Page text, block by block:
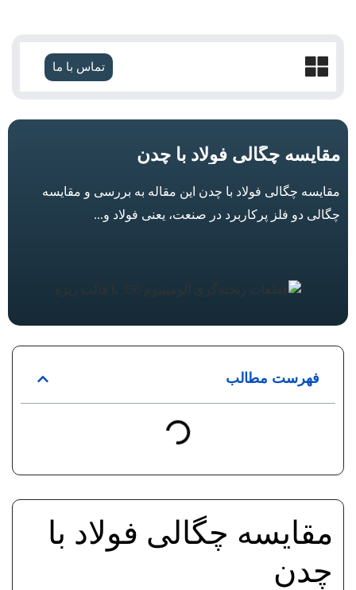
تماس با ما
مقایسه چگالی فولاد با چدن
مقایسه چگالی فولاد با چدن این مقاله به بررسی و مقایسه
چگالی دو فلز پرکاربرد در صنعت، یعنی فولاد و...
فهرست مطالب
مقایسه چگالی فولاد با
چدن